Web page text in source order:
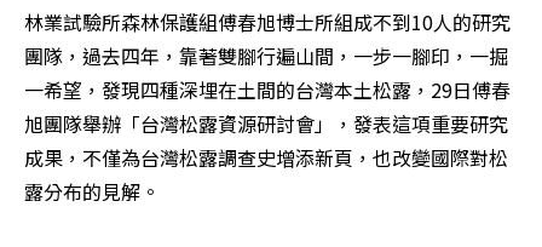
林業試驗所森林保護組傅春旭博士所組成不到10人的研究
團隊，過去四年，靠著雙腳行遍山間，一步一腳印，一掘
一希望，發現四種深埋在土間的台灣本土松露，29日傅春
旭團隊舉辦「台灣松露資源研討會」，發表這項重要研究
成果，不僅為台灣松露調查史增添新頁，也改變國際對松
露分布的見解。